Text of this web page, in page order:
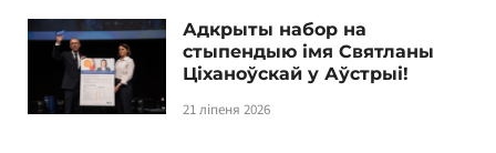
Адкрыты набор на
стыпендыю імя Святланы
Ціханоўскай у Аўстрыі!
21 ліпеня 2026